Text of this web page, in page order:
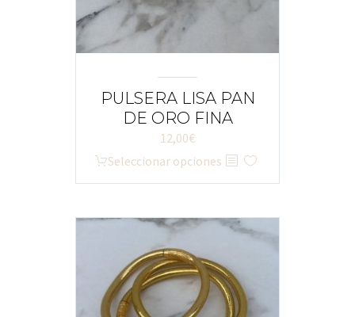
PULSERA LISA PAN
DE ORO FINA
12,00€
Seleccionar opciones
Este
producto
múltiples
Las
opciones
se